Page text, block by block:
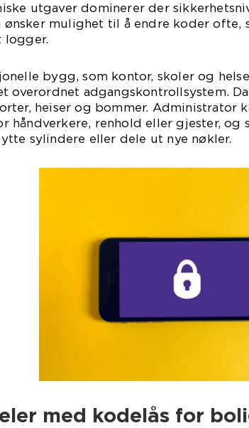
utgaver dominerer der
ønsker mulighet til å endre koder ofte,
logger.
bygg, som kontor, skoler og
overordnet adgangskontrollsystem.
heiser og bommer. Administrator
håndverkere, renhold eller gjester, og
sylindere eller dele ut nye nøkler.
med kodelås for